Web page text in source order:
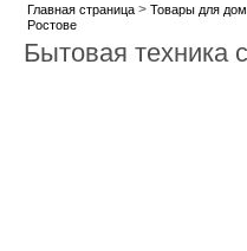
Главная страница> Товары для
Ростове
Бытовая техника